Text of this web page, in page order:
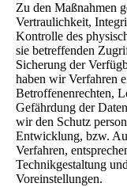
Zu den Maßnahmen
Vertraulichkeit,
Kontrolle des
sie betreffenden
Sicherung der
haben wir Verfahren
Betroffenenrechten,
Gefährdung der
wir den Schutz
Entwicklung, bzw.
Verfahren,
Technikgestaltung
Voreinstellungen.